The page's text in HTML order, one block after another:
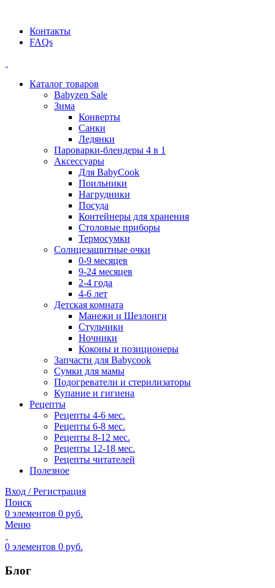
Контакты
FAQs
Каталог товаров
Babyzen Sale
Зима
Конверты
Санки
Ледянки
Пароварки-блендеры 4 в 1
Аксессуары
Для BabyCook
Поильники
Нагрудники
Посуда
Контейнеры для хранения
Столовые приборы
Термосумки
Солнцезащитные очки
0-9 месяцев
9-24 месяцев
2-4 года
4-6 лет
Детская комната
Манежи и Шезлонги
Стульчики
Ночники
Коконы и позиционеры
Запчасти для Babycook
Сумки для мамы
Подогреватели и стерилизаторы
Купание и гигиена
Рецепты
Рецепты 4-6 мес.
Рецепты 6-8 мес.
Рецепты 8-12 мес.
Рецепты 12-18 мес.
Рецепты читателей
Полезное
Вход / Регистрация
Поиск
0 элементов 0 руб.
Меню
0 элементов 0 руб.
Блог